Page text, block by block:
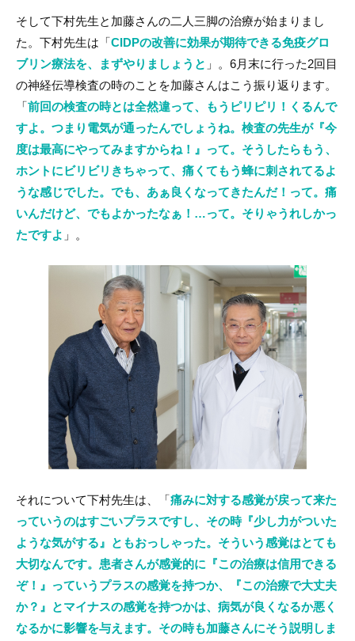
そして下村先生と加藤さんの二人三脚の治療が始まりまし
た。下村先生は「CIDPの改善に効果が期待できる免疫グロ
ブリン療法を、まずやりましょうと 」。6月末に行った2回目
の神経伝導検査の時のことを加藤さんはこう振り返ります。
「前回の検査の時とは全然違って、もうピリピリ！くるんで
すよ。つまり電気が通ったんでしょうね。検査の先生が『今
度は最高にやってみますからね！』って。そうしたらもう、
ホントにビリビリきちゃって、痛くてもう蜂に刺されてるよ
うな感じでした。でも、あぁ良くなってきたんだ！って。痛
いんだけど、でもよかったなぁ！…って。そりゃうれしかっ
たですよ 」。
それについて下村先生は、「痛みに対する感覚が戻って来た
っていうのはすごいプラスですし、その時『少し力がついた
ような気がする』ともおっしゃった。そういう感覚はとても
大切なんです。患者さんが感覚的に『この治療は信用できる
ぞ！』っていうプラスの感覚を持つか、『この治療で大丈夫
か？』とマイナスの感覚を持つかは、病気が良くなるか悪く
なるかに影響を与えます。その時も加藤さんにそう説明しま